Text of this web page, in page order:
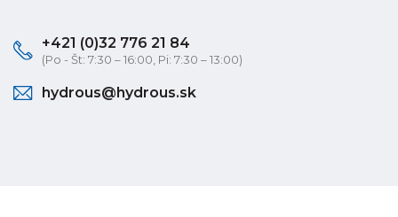
+421 (0)32 776 21 84
(Po - Št: 7:30 – 16:00, Pi: 7:30 – 13:00)
hydrous@hydrous.sk